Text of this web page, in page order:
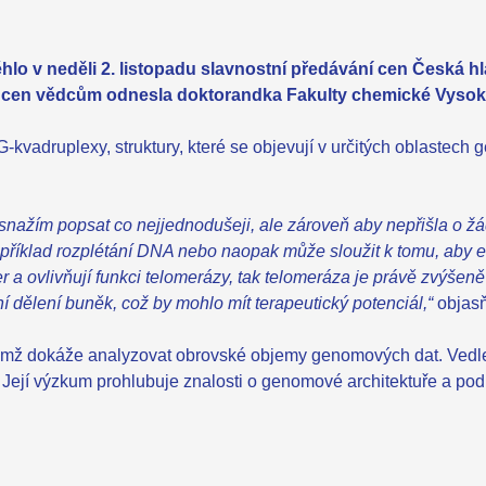
v neděli 2. listopadu slavnostní předávání cen Česká
vědcům odnesla doktorandka Fakulty chemické
struktury, které se objevují v určitých oblastech
popsat co nejjednodušeji, ale zároveň aby nepřišla o
rozplétání DNA nebo naopak může sloužit k tomu, aby
ovlivňují funkci telomerázy, tak telomeráza je právě
buněk, což by mohlo mít terapeutický potenciál,“
dokáže analyzovat obrovské objemy genomových dat.
výzkum prohlubuje znalosti o genomové architektuře a